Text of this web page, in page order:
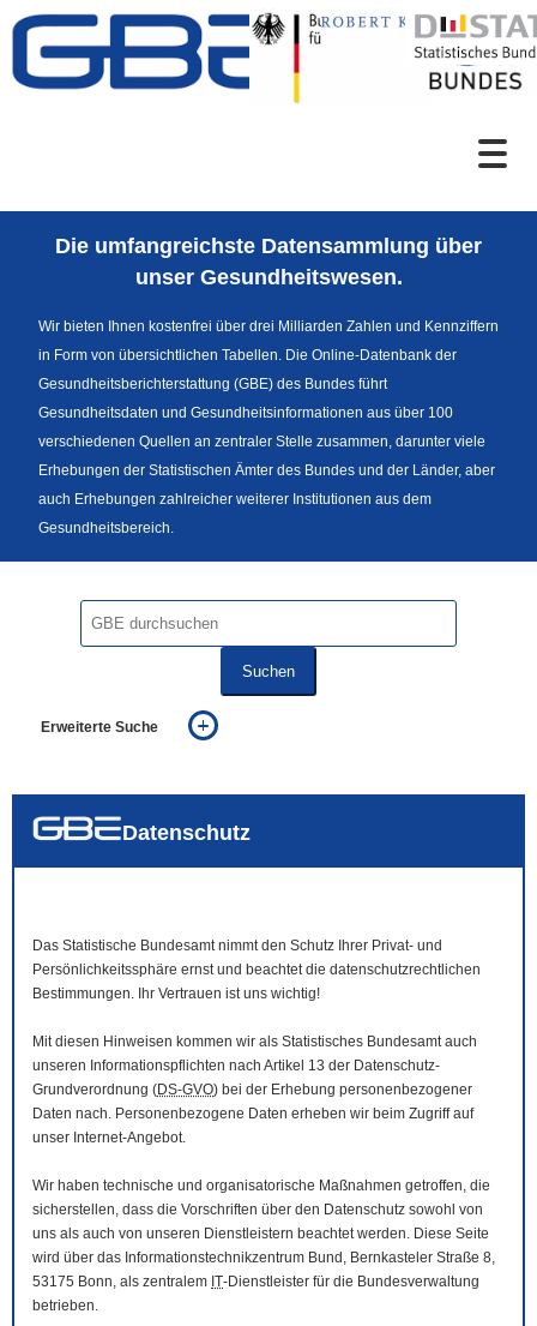
Zum Inhalt
Sprachumschaltung
Die umfangreichste Datensammlung über
unser Gesundheitswesen.
Wir bieten Ihnen kostenfrei über drei Milliarden Zahlen und Kennziffern
in Form von übersichtlichen Tabellen. Die Online-Datenbank der
Gesundheitsberichterstattung (GBE) des Bundes führt
Gesundheitsdaten und Gesundheitsinformationen aus über 100
verschiedenen Quellen an zentraler Stelle zusammen, darunter viele
Erhebungen der Statistischen Ämter des Bundes und der Länder, aber
auch Erhebungen zahlreicher weiterer Institutionen aus dem
Gesundheitsbereich.
Suchen
Erweiterte Suche
auch in allen Texten suchen (Volltextsuche)
Datenschutz
Das Statistische Bundesamt nimmt den Schutz Ihrer Privat- und
Persönlichkeitssphäre ernst und beachtet die datenschutzrechtlichen
Bestimmungen. Ihr Vertrauen ist uns wichtig!
Mit diesen Hinweisen kommen wir als Statistisches Bundesamt auch
unseren Informationspflichten nach Artikel 13 der Datenschutz-
Grundverordnung (DS-GVO) bei der Erhebung personenbezogener
Daten nach. Personenbezogene Daten erheben wir beim Zugriff auf
unser Internet-Angebot.
Wir haben technische und organisatorische Maßnahmen getroffen, die
sicherstellen, dass die Vorschriften über den Datenschutz sowohl von
uns als auch von unseren Dienstleistern beachtet werden. Diese Seite
wird über das Informationstechnikzentrum Bund, Bernkasteler Straße 8,
53175 Bonn, als zentralem IT-Dienstleister für die Bundesverwaltung
betrieben.